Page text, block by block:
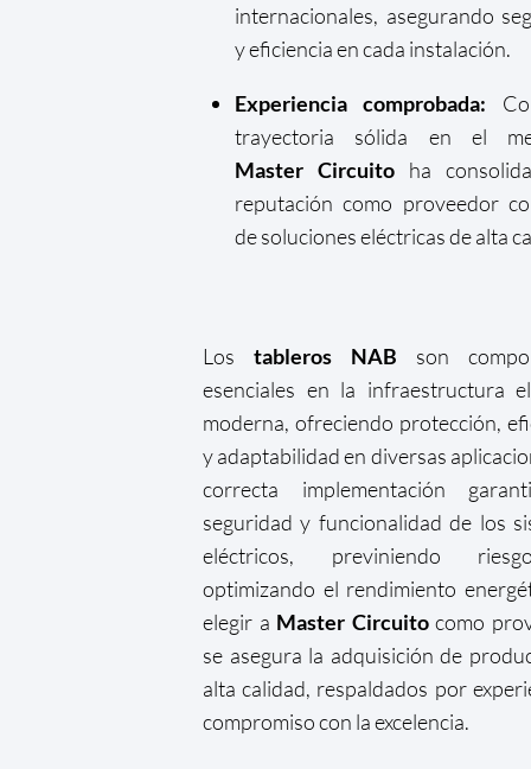
internacionales, asegurando
y eficiencia en cada instalación.
Experiencia comprobada:
trayectoria sólida en el
Master Circuito ha
reputación como proveedor
de soluciones eléctricas de alta
Los tableros NAB son
esenciales en la infraestructura
moderna, ofreciendo protección,
y adaptabilidad en diversas
correcta implementación
seguridad y funcionalidad de los
eléctricos, previniendo
optimizando el rendimiento
elegir a Master Circuitocomo
se asegura la adquisición de
alta calidad, respaldados por
compromiso con la excelencia.